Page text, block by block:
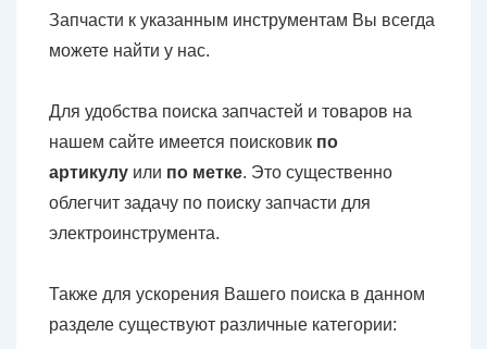
Запчасти к указанным инструментам Вы всегда
можете найти у нас.
Для удобства поиска запчастей и товаров на
нашем сайте имеется поисковик по
артикулу или по метке. Это существенно
облегчит задачу по поиску запчасти для
электроинструмента.
Также для ускорения Вашего поиска в данном
разделе существуют различные категории: